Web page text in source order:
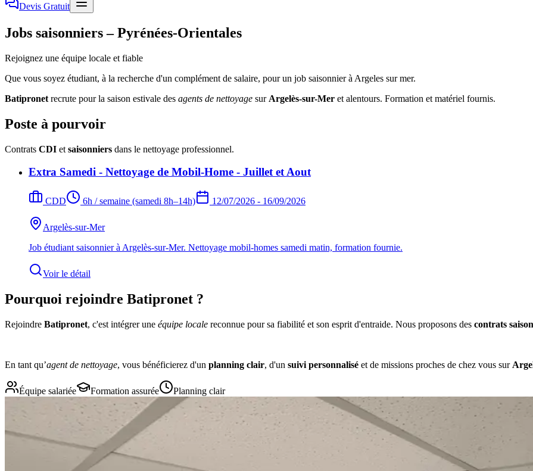
Devis Gratuit
Jobs saisonniers – Pyrénées-Orientales
Rejoignez une équipe locale et fiable
Que vous soyez étudiant, à la recherche d'un complément de salaire, pour un job saisonnier à Argeles sur mer.
Batipronet recrute pour la saison estivale des agents de nettoyage sur Argelès-sur-Mer et alentours. Formation et matériel fournis.
Poste à pourvoir
Contrats CDI et saisonniers dans le nettoyage professionnel.
Extra Samedi - Nettoyage de Mobil-Home - Juillet et Aout
CDD 6h / semaine (samedi 8h–14h) 12/07/2026 - 16/09/2026
Argelès-sur-Mer
Job étudiant saisonnier à Argelès-sur-Mer. Nettoyage mobil-homes samedi matin, formation fournie.
Voir le détail
Pourquoi rejoindre Batipronet ?
Rejoindre Batipronet, c'est intégrer une équipe locale reconnue pour sa fiabilité et son esprit d'entraide. Nous proposons des contrats
En tant qu’agent de nettoyage, vous bénéficierez d'un planning clair, d'un suivi personnalisé et de missions proches de chez vous sur
Équipe salariée Formation assurée Planning clair